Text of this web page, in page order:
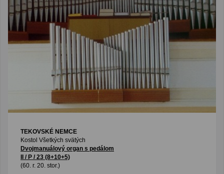
TEKOVSKÉ NEMCE
Kostol Všetkých svätých
Dvojmanuálový organ s pedálom
II / P / 23 (8+10+5)
(60. r. 20. stor.)